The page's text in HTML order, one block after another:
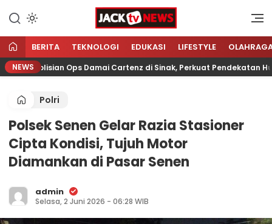
konten
Jacktvnews.com
Sumber Referensi Terpercaya
BERITA TEKNOLOGI EDUKASI LIFESTYLE
NEWS Ops Damai Cartenz di Sinak, Perkuat Pendekatan
Polri
Polsek Senen Gelar Razia Stasioner
Cipta Kondisi, Tujuh Motor
Diamankan di Pasar Senen
admin
Selasa, 2 Juni 2026 - 06:28 WIB